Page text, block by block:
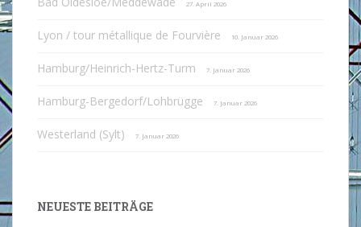
27. April 2026
Lyon / tour métallique de Fourvière 10. Januar 2026
Hamburg/Heinrich-Hertz-Turm 7. Januar 2026
Hamburg-Bergedorf/Lohbrügge 7. Januar 2026
Westerland (Sylt) 7. Januar 2026
NEUESTE BEITRÄGE